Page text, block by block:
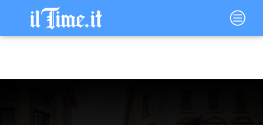
contenuto
Main
Menu